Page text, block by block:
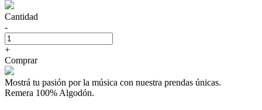
Cantidad
-
+
Comprar
Mostrá tu pasión por la música con nuestra prendas únicas.
Remera 100% Algodón.